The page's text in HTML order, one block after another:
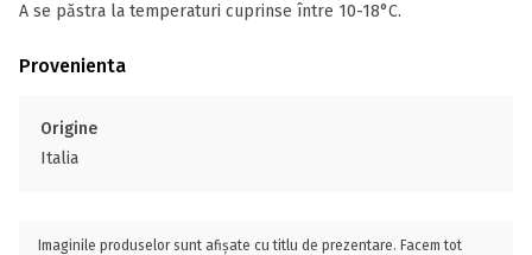
A se păstra la temperaturi cuprinse între 10-18°C.
Provenienta
Origine
Italia
Imaginile produselor sunt afișate cu titlu de prezentare. Facem tot